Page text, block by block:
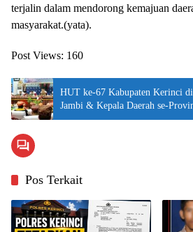
terjalin dalam mendorong kemajuan
masyarakat.(yata).
Post Views: 160
HUT ke-67 Kabupaten Kerinci
Jambi & Kepala Daerah se-
Pos Terkait